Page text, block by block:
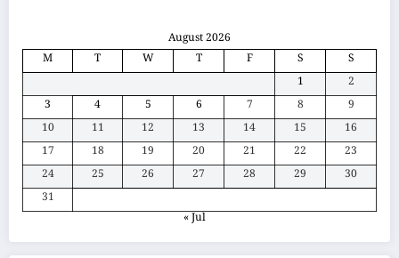
August 2026
M
T W T F S
S
1
2
3
4 5 6 7 8
9
10
11 12 13 14 15
16
17
18 19 20 21 22
23
24
25 26 27 28 29
30
31
« Jul